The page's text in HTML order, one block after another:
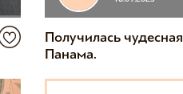
Получилась чудесная
Панама.